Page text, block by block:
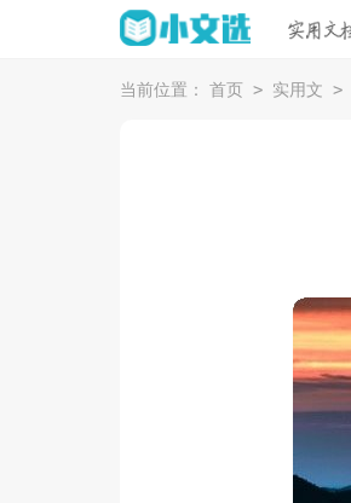
当前位置： 首页 > 实用文 >